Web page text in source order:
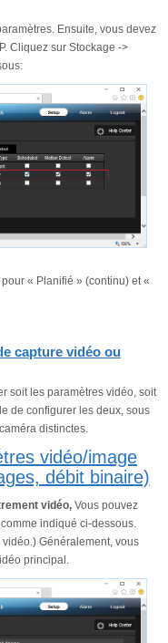
Ensuite, vous devez
Cliquez sur Stockage ->
« Planifié » (continu) et «
capture vidéo ou
soit les paramètres vidéo, soit
de configurer les deux, sous
distinctes.
vidéo/image
débit binaire)
vidéo, Vous pouvez
indiqué ci-dessous.
Généralement, vous
principal.